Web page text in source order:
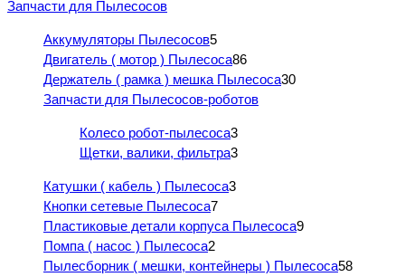
Запчасти для Пылесосов
Аккумуляторы Пылесосов5
Двигатель ( мотор ) Пылесоса86
Держатель ( рамка ) мешка Пылесоса30
Запчасти для Пылесосов-роботов
Колесо робот-пылесоса3
Щетки, валики, фильтра3
Катушки ( кабель ) Пылесоса3
Кнопки сетевые Пылесоса7
Пластиковые детали корпуса Пылесоса9
Помпа ( насос ) Пылесоса2
Пылесборник ( мешки, контейнеры ) Пылесоса58